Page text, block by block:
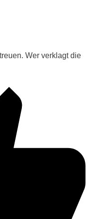
Wer verklagt die